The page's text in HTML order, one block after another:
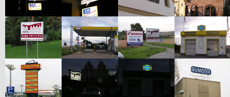
tohoto provedení je vysokonapěťová zářivka.
JEDNOTLIVÁ PÍSMENA A ZNAKY
podle druhu svícení vyrábíme prosvětlená, či
Podle použitého materiálu - z pozinkovaného plechu,
mosazi, hliníku a pokud si budete přát aby svítila celá,
je vyrobíme z plexiskla. Světelným zdrojem zde může
nebo diody. Tento typ reklamy je často poptáván i v